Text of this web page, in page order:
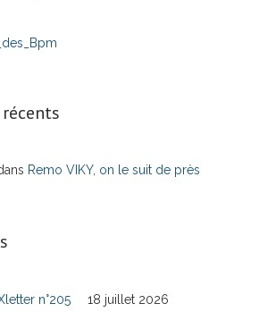
Remo VIKY, on le suit de près
n°205 18 juillet 2026